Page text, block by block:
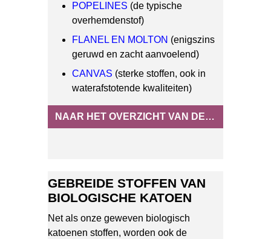
POPELINES (de typische
overhemdenstof)
FLANEL EN MOLTON (enigszins
geruwd en zacht aanvoelend)
CANVAS (sterke stoffen, ook in
waterafstotende kwaliteiten)
NAAR HET OVERZICHT VAN DE GEWEVEN BIOKATOEN
GEBREIDE STOFFEN VAN
BIOLOGISCHE KATOEN
Net als onze geweven biologisch
katoenen stoffen, worden ook de